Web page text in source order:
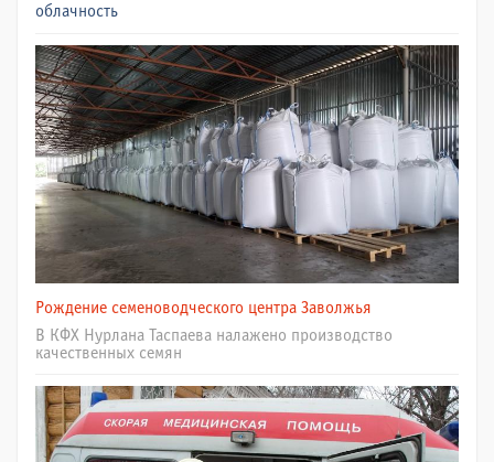
облачность
Рождение семеноводческого центра Заволжья
В КФХ Нурлана Таспаева налажено производство
качественных семян